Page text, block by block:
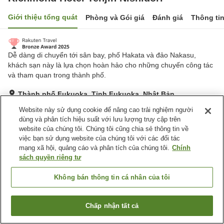
Giới thiệu tổng quát Phòng và Gói giá Đánh giá Thông
Dễ dàng di chuyển tới sân bay, phố Hakata và đảo Nakasu,
khách sạn này là lựa chọn hoàn hảo cho những chuyến công tác
và tham quan trong thành phố.
Thành phố Fukuoka, Tỉnh Fukuoka, Nhật Bản
Tuyệt vời Đánh giá:646 lượt
Tiện nghi chỗ nghỉ
Máy bán hàng tự động
Richmond Hotel Tenjin NishidoriTìm phòng trống
Website này sử dụng cookie để nâng cao trải nghiệm người
dùng và phân tích hiệu suất với lưu lượng truy cập trên
website của chúng tôi. Chúng tôi cũng chia sẻ thông tin về
việc bạn sử dụng website của chúng tôi với các đối tác
mạng xã hội, quảng cáo và phân tích của chúng tôi. Chính
sách quyền riêng tư
Không bán thông tin cá nhân của tôi
Chấp nhận tất cả